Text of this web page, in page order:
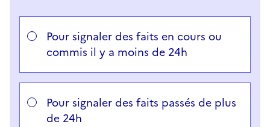
Répondez aux questions successives et les réponses
Vous avez choisi
Pour signaler des faits en cours ou
commis il y a moins de 24h
Pour signaler des faits passés de plus
de 24h